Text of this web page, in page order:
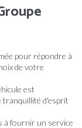
pour répondre à
de votre
est
tranquillité d'esprit
à fournir un service